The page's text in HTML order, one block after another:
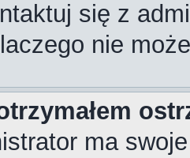
się z
nie
ma